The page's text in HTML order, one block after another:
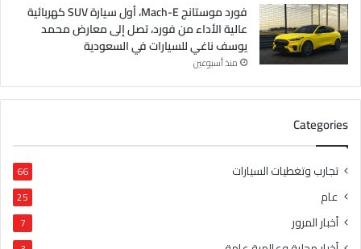
فورد موستانج Mach-E، أول سيارة SUV كهربائية
عالية الأداء من فورد، تصل إلى معارض محمد
يوسف ناغي للسيارات في السعودية
منذ أسبوعين
Categories
تجارب وتغطيات السيارات 66
عام 25
أخبار المرور 7